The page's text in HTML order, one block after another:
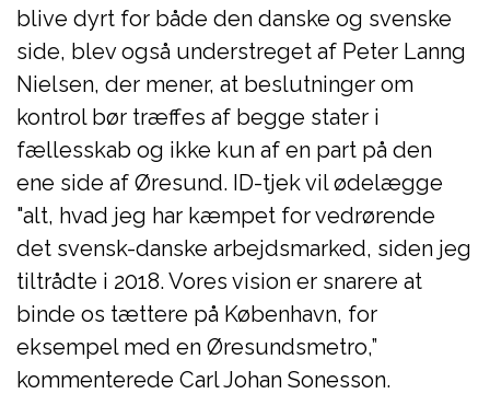
blive dyrt for både den danske og svenske
side, blev også understreget af Peter Lanng
Nielsen, der mener, at beslutninger om
kontrol bør træffes af begge stater i
fællesskab og ikke kun af en part på den
ene side af Øresund. ID-tjek vil ødelægge
"alt, hvad jeg har kæmpet for vedrørende
det svensk-danske arbejdsmarked, siden jeg
tiltrådte i 2018. Vores vision er snarere at
binde os tættere på København, for
eksempel med en Øresundsmetro,”
kommenterede Carl Johan Sonesson.